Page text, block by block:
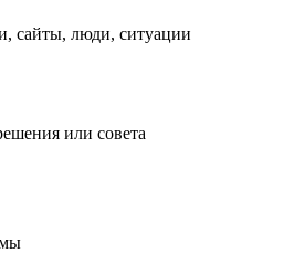
сайты, люди, ситуации
или совета